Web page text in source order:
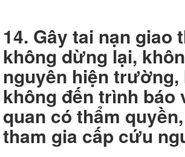
14. Gây tai nạn giao
không dừng lại,
nguyên hiện trường,
không đến trình báo
quan có thẩm
tham gia cấp cứu